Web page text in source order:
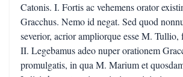
Catonis. I. Fortis ac vehemens orator
Gracchus. Nemo id negat. Sed quod
severior, acrior ampliorque esse M. Tullio,
II. Legebamus adeo nuper orationem
promulgatis, in qua M. Marium et